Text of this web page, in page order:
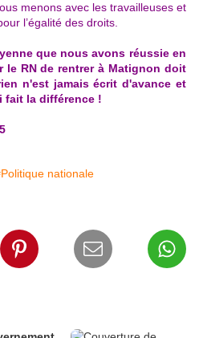
menons avec les travailleuses et
l’égalité des droits.
que nous avons réussie en
le RN de rentrer à Matignon doit
n'est jamais écrit d'avance et
fait la différence !
nationale